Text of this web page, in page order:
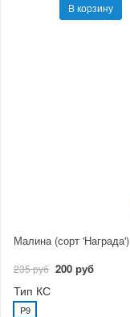
В корзину
Малина (сорт 'Награда')
235 руб 200 руб
Тип КС
P9